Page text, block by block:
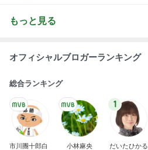
もっと見る
オフィシャルブロガーランキング
総合ランキング
市川團十郎白 小林麻央
1
だいたひかる